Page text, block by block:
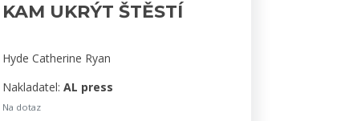
KAM UKRÝT ŠTĚSTÍ
Hyde Catherine Ryan
Nakladatel: AL press
Na dotaz